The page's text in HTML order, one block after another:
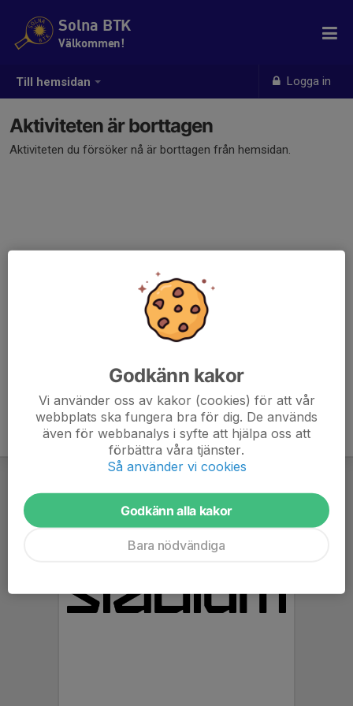
Till hemsidan Logga in
Solna BTK
Välkommen!
Aktiviteten är borttagen
Aktiviteten du försöker nå är borttagen från hemsidan.
Godkänn kakor
Vi använder oss av kakor (cookies) för att vår
webbplats ska fungera bra för dig. De används
även för webbanalys i syfte att hjälpa oss att
förbättra våra tjänster.
Så använder vi cookies
Godkänn alla kakor
Bara nödvändiga